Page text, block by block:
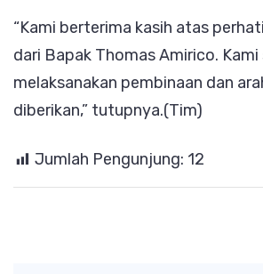
“Kami berterima kasih atas
dari Bapak Thomas Amirico. Kami
melaksanakan pembinaan dan
diberikan,” tutupnya.(Tim)
Jumlah Pengunjung: 12